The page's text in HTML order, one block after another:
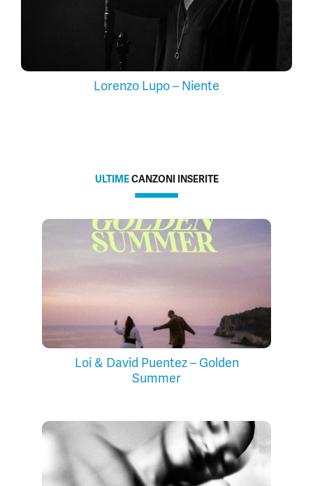
Lorenzo Lupo – Niente
ULTIMECANZONI INSERITE
Loi & David Puentez – Golden
Summer